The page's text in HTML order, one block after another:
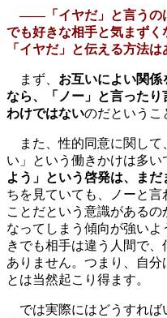
――「イヤだ」と言うの
でも好きな相手と気まず
「イヤだ」と伝える方法は
まず、 お互いによい関
なら、「ノー」と言った
わけではないのだというこ
また、性的同意に関して
い」という働きかけは多い
よう」という啓発は、まだ
ちを見ていても、ノーと
ことだという意識がある
なってしまう傾向が強い
きでも相手は違う人間で
ありません。つまり、自分
とは当然起こり得ます。
では実際にはどうすれば